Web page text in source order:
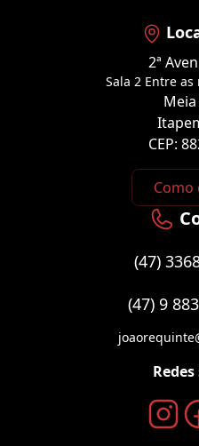
2ª
Sala 2 Entre as
CEP:
Como
(47)
(47) 9